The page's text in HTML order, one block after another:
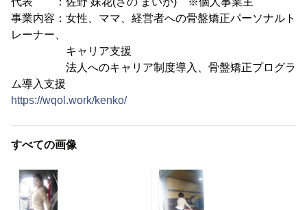
事業内容：女性、ママ、経営者への骨盤矯正パーソナルト
レーナー、
キャリア支援
法人へのキャリア制度導入、骨盤矯正プログラ
ム導入支援
https://wqol.work/kenko/
すべての画像